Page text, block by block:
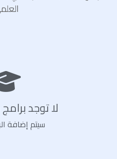
لا توجد
سيتم إضافة